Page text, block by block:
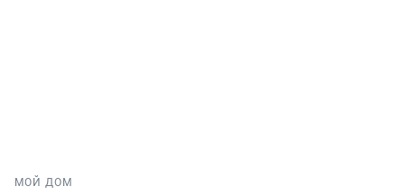
МОЙ ДОМ